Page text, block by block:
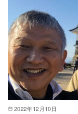
2022年12月10日